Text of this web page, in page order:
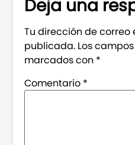
Deja una
Tu dirección de correo
publicada. Los
marcados con *
Comentario *